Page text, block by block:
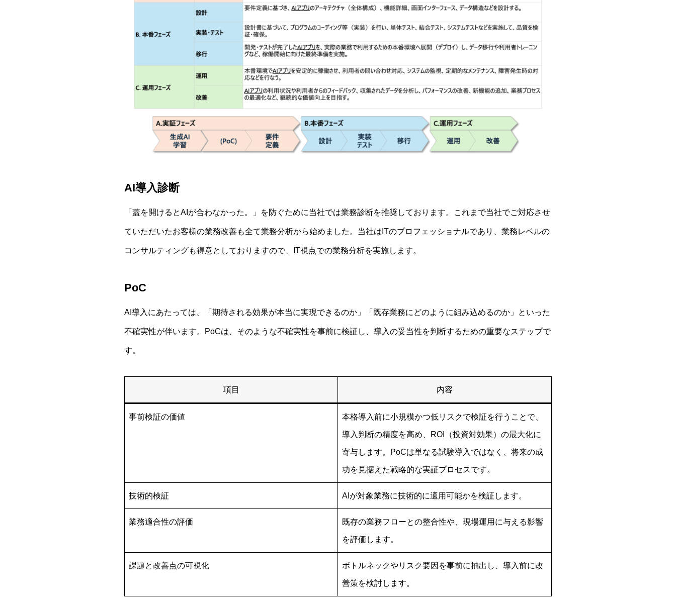
AI導入診断
「蓋を開けるとAIが合わなかった。」を防ぐために当社では業務診断を推奨しております。これまで当社でご対応させ
ていただいたお客様の業務改善も全て業務分析から始めました。当社はITのプロフェッショナルであり、業務レベルの
コンサルティングも得意としておりますので、IT視点での業務分析を実施します。
PoC
AI導入にあたっては、「期待される効果が本当に実現できるのか」「既存業務にどのように組み込めるのか」といった
不確実性が伴います。PoCは、そのような不確実性を事前に検証し、導入の妥当性を判断するための重要なステップで
す。
項目 内容
事前検証の価値 本格導入前に小規模かつ低リスクで検証を行うことで、
導入判断の精度を高め、ROI（投資対効果）の最大化に
寄与します。PoCは単なる試験導入ではなく、将来の成
功を見据えた戦略的な実証プロセスです。
技術的検証 AIが対象業務に技術的に適用可能かを検証します。
業務適合性の評価 既存の業務フローとの整合性や、現場運用に与える影響
を評価します。
課題と改善点の可視化 ボトルネックやリスク要因を事前に抽出し、導入前に改
善策を検討します。